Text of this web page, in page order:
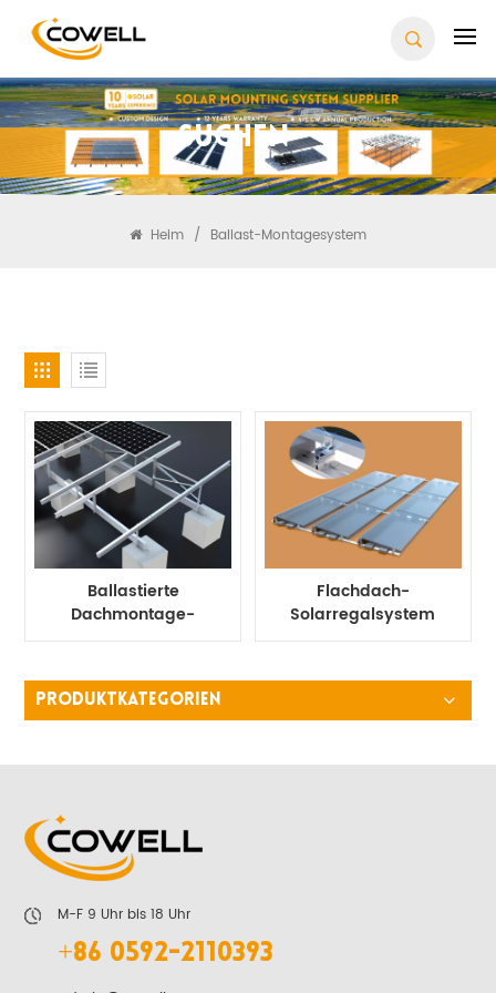
Suchen
Heim / Ballast-Montagesystem
Ballastierte
Dachmontage-
Solarregale,
Flachdach-
Montageballast
Flachdach-
Solarregalsystem
mit Ballast ohne
PRODUKTKATEGORIEN
M-F 9 Uhr bis 18 Uhr
+86 0592-2110393